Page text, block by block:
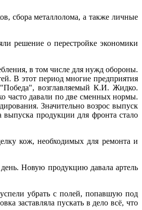
сбора металлолома, а также личные
решение о перестройке экономики
в том числе для нужд обороны.
В этот период многие предприятия
возглавляемый К.И. Жидко.
часто давали по две сменных нормы.
Значительно возрос выпуск
продукции для фронта стало
кож, необходимых для ремонта и
Новую продукцию давала артель
убрать с полей, попавшую под
заставляла пускать в дело всё, что